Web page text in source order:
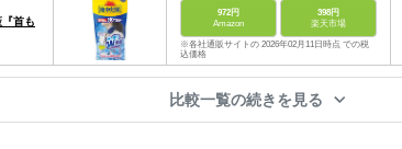
首も
972円
Amazon
398円
楽天市場
※各社通販サイトの 2026年02月11日時点 での税
込価格
比較一覧の続きを見る